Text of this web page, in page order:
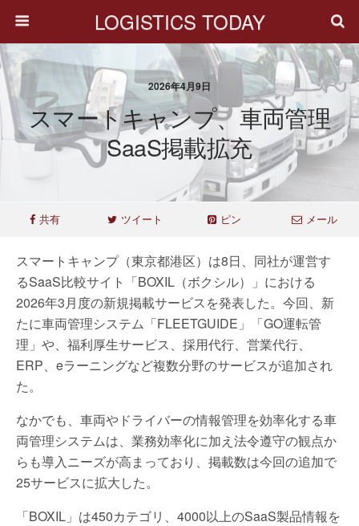
LOGISTICS TODAY
2026年4月9日
スマートキャンプ、車両管理
SaaS掲載拡充
共有 ツイート ピン メール
スマートキャンプ（東京都港区）は8日、同社が運営す
るSaaS比較サイト「BOXIL（ボクシル）」における
2026年3月度の新規掲載サービスを発表した。今回、新
たに車両管理システム「FLEETGUIDE」「GO運転管
理」や、福利厚生サービス、採用代行、営業代行、
ERP、eラーニングなど複数分野のサービスが追加され
た。
なかでも、車両やドライバーの情報管理を効率化する車
両管理システムは、業務効率化に加え法令遵守の観点か
らも導入ニーズが高まっており、掲載数は今回の追加で
25サービスに拡大した。
「BOXIL」は450カテゴリ、4000以上のSaaS製品情報を